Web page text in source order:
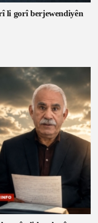
li gorî berjewendiyên